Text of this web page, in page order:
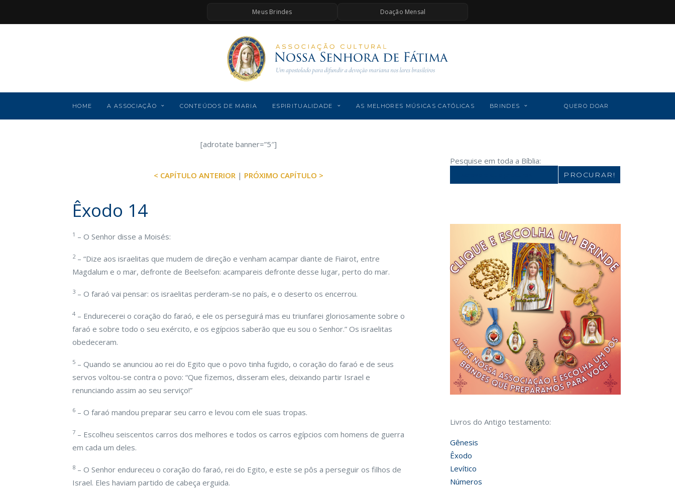
Meus Brindes Doação Mensal
HOME A ASSOCIAÇÃO CONTEÚDOS DE MARIA ESPIRITUALIDADE AS MELHORES MÚSICAS CATÓLICAS BRINDES QUERO DOAR
[adrotate banner=”5″]
< CAPÍTULO ANTERIOR | PRÓXIMO CAPÍTULO >
Êxodo 14
1 – O Senhor disse a Moisés:
2– “Dize aos israelitas que mudem de direção e venham acampar diante de Fiairot, entre
Magdalum e o mar, defronte de Beelsefon: acampareis defronte desse lugar, perto do mar.
3 – O faraó vai pensar: os israelitas perderam-se no país, e o deserto os encerrou.
4 – Endurecerei o coração do faraó, e ele os perseguirá mas eu triunfarei gloriosamente sobre o
faraó e sobre todo o seu exército, e os egípcios saberão que eu sou o Senhor.” Os israelitas
obedeceram.
5 – Quando se anunciou ao rei do Egito que o povo tinha fugido, o coração do faraó e de seus
servos voltou-se contra o povo: “Que fizemos, disseram eles, deixando partir Israel e
renunciando assim ao seu serviço!”
6 – O faraó mandou preparar seu carro e levou com ele suas tropas.
7 – Escolheu seiscentos carros dos melhores e todos os carros egípcios com homens de guerra
em cada um deles.
8 – O Senhor endureceu o coração do faraó, rei do Egito, e este se pôs a perseguir os filhos de
Israel. Eles haviam partido de cabeça erguida.
Pesquise em toda a Bíblia:
Livros do Antigo testamento:
Gênesis
Êxodo
Levítico
Números